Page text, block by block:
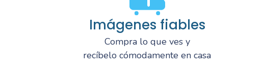
Imágenes fiables
Compra lo que ves y
recíbelo cómodamente en casa